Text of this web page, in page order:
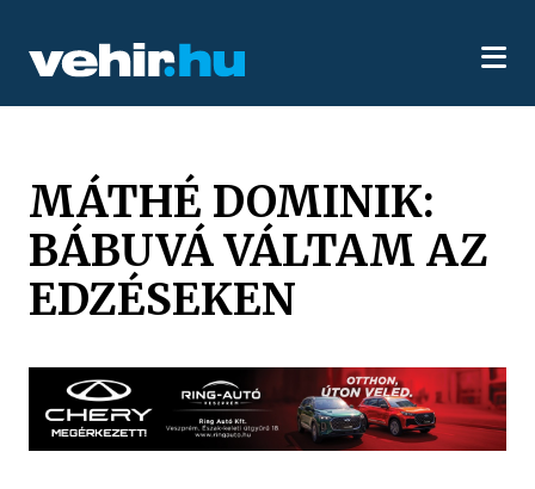
MÁTHÉ DOMINIK:
BÁBUVÁ VÁLTAM AZ
EDZÉSEKEN